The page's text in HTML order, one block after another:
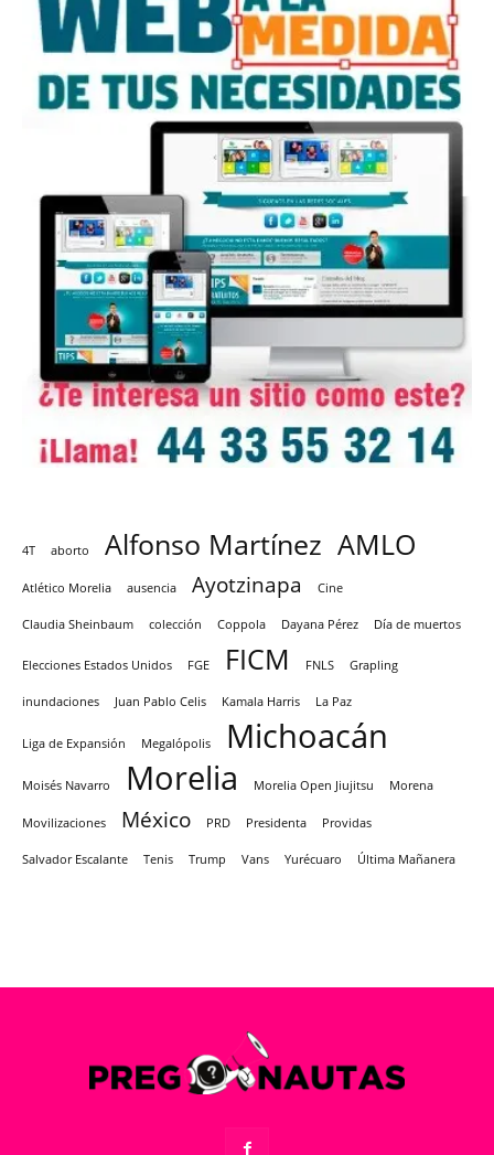
4T aborto Alfonso Martínez AMLO
Atlético Morelia ausencia Ayotzinapa Cine
Claudia Sheinbaum colección Coppola Dayana Pérez Día de muertos
Elecciones Estados Unidos FGE FICM FNLS Grapling
inundaciones Juan Pablo Celis Kamala Harris La Paz
Liga de Expansión Megalópolis Michoacán
Moisés Navarro Morelia Morelia Open Jiujitsu Morena
Movilizaciones México PRD Presidenta Providas
Salvador Escalante Tenis Trump Vans Yurécuaro Última Mañanera